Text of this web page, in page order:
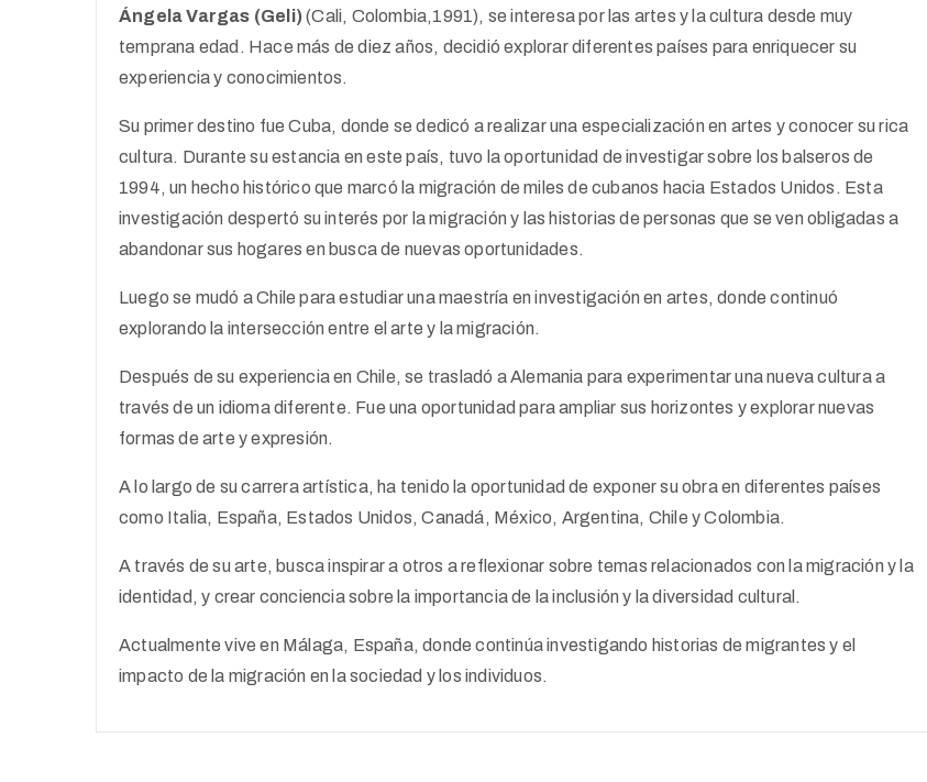
Ángela Vargas (Geli)(Cali, Colombia,1991), se interesa por las artes y la cultura desde muy
temprana edad. Hace más de diez años, decidió explorar diferentes países para enriquecer su
experiencia y conocimientos.
Su primer destino fue Cuba, donde se dedicó a realizar una especialización en artes y conocer su rica
cultura. Durante su estancia en este país, tuvo la oportunidad de investigar sobre los balseros de
1994, un hecho histórico que marcó la migración de miles de cubanos hacia Estados Unidos. Esta
investigación despertó su interés por la migración y las historias de personas que se ven obligadas a
abandonar sus hogares en busca de nuevas oportunidades.
Luego se mudó a Chile para estudiar una maestría en investigación en artes, donde continuó
explorando la intersección entre el arte y la migración.
Después de su experiencia en Chile, se trasladó a Alemania para experimentar una nueva cultura a
través de un idioma diferente. Fue una oportunidad para ampliar sus horizontes y explorar nuevas
formas de arte y expresión.
A lo largo de su carrera artística, ha tenido la oportunidad de exponer su obra en diferentes países
como Italia, España, Estados Unidos, Canadá, México, Argentina, Chile y Colombia.
A través de su arte, busca inspirar a otros a reflexionar sobre temas relacionados con la migración y la
identidad, y crear conciencia sobre la importancia de la inclusión y la diversidad cultural.
Actualmente vive en Málaga, España, donde continúa investigando historias de migrantes y el
impacto de la migración en la sociedad y los individuos.